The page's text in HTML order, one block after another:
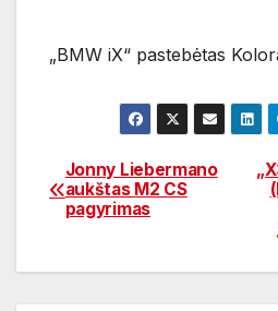
„BMW iX“ pastebėtas
Navigacija
tarp
įrašų
Jonny Liebermano
aukštas M2 CS
pagyrimas